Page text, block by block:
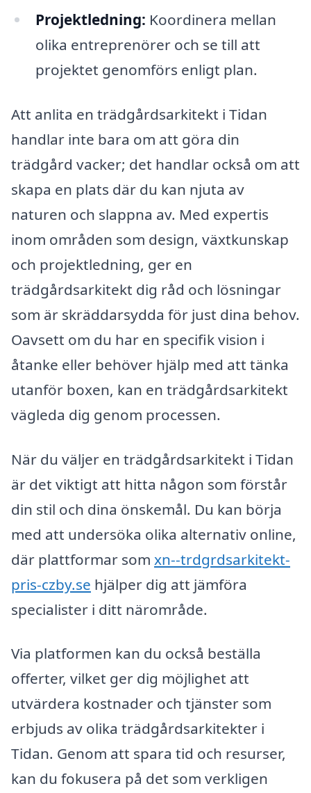
Projektledning: Koordinera mellan
olika entreprenörer och se till att
projektet genomförs enligt plan.
Att anlita en trädgårdsarkitekt i Tidan
handlar inte bara om att göra din
trädgård vacker; det handlar också om att
skapa en plats där du kan njuta av
naturen och slappna av. Med expertis
inom områden som design, växtkunskap
och projektledning, ger en
trädgårdsarkitekt dig råd och lösningar
som är skräddarsydda för just dina behov.
Oavsett om du har en specifik vision i
åtanke eller behöver hjälp med att tänka
utanför boxen, kan en trädgårdsarkitekt
vägleda dig genom processen.
När du väljer en trädgårdsarkitekt i Tidan
är det viktigt att hitta någon som förstår
din stil och dina önskemål. Du kan börja
med att undersöka olika alternativ online,
där plattformar som xn--trdgrdsarkitekt-
pris-czby.se hjälper dig att jämföra
specialister i ditt närområde.
Via platformen kan du också beställa
offerter, vilket ger dig möjlighet att
utvärdera kostnader och tjänster som
erbjuds av olika trädgårdsarkitekter i
Tidan. Genom att spara tid och resurser,
kan du fokusera på det som verkligen